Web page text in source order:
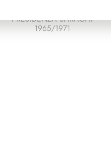
PRESIDENZA SARAGAT
1965/1971